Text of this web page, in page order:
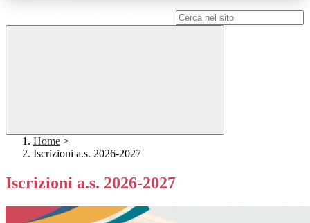
Home >
Iscrizioni a.s. 2026-2027
Iscrizioni a.s. 2026-2027